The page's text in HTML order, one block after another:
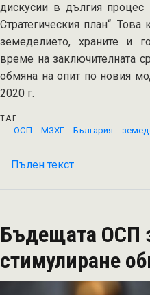
дискусии в дългия процес
Стратегическия план“.
земеделието, храните и
време на заключителната
обмяна на опит по новия
2020 г.
ТАГ
ОСП
МЗХГ България
Пълен текст
на
работна
Бъдещата ОСП
стимулиране